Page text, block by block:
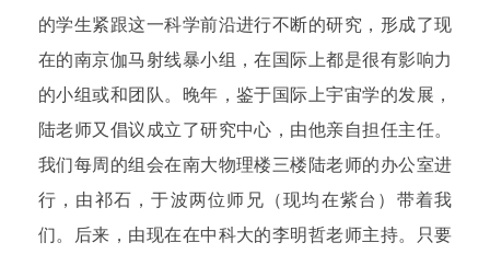
的学生紧跟这一科学前沿进行不断的研究，形成了现
在的南京伽马射线暴小组，在国际上都是很有影响力
的小组或和团队。晚年，鉴于国际上宇宙学的发展，
陆老师又倡议成立了研究中心，由他亲自担任主任。
我们每周的组会在南大物理楼三楼陆老师的办公室进
行，由祁石，于波两位师兄（现均在紫台）带着我
们。后来，由现在在中科大的李明哲老师主持。只要